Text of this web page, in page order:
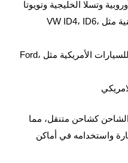
وتسلا الخليجية وتويوتا
للسيارات الصينية مثل VW ID4، ID6،
للسيارات الأمريكية مثل Ford،
كشاحن متنقل، مما
واستخدامه في أماكن